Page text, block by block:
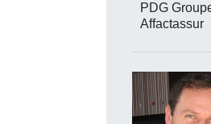
PDG
Affactassur